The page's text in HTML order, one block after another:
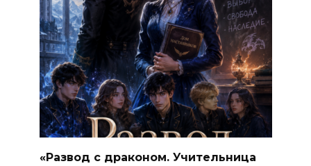
«Развод с драконом. Учительница